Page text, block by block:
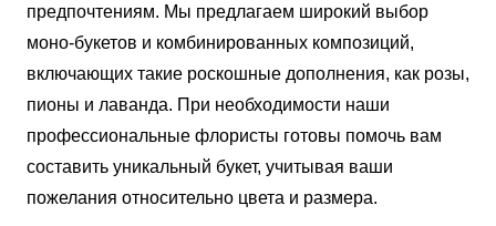
предпочтениям. Мы предлагаем широкий выбор
моно-букетов и комбинированных композиций,
включающих такие роскошные дополнения, как розы,
пионы и лаванда. При необходимости наши
профессиональные флористы готовы помочь вам
составить уникальный букет, учитывая ваши
пожелания относительно цвета и размера.